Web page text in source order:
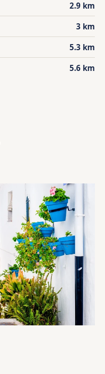
2.9 km
3 km
5.3 km
5.6 km